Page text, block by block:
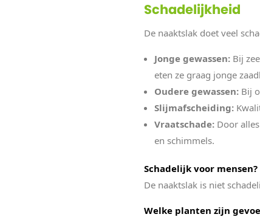
Schadelijkheid
De naaktslak doet veel
Jonge gewassen: Bij
eten ze graag jonge
Oudere gewassen: Bij
Slijmafscheiding:
Vraatschade: Door
en schimmels.
Schadelijk voor mensen?
De naaktslak is niet
Welke planten zijn